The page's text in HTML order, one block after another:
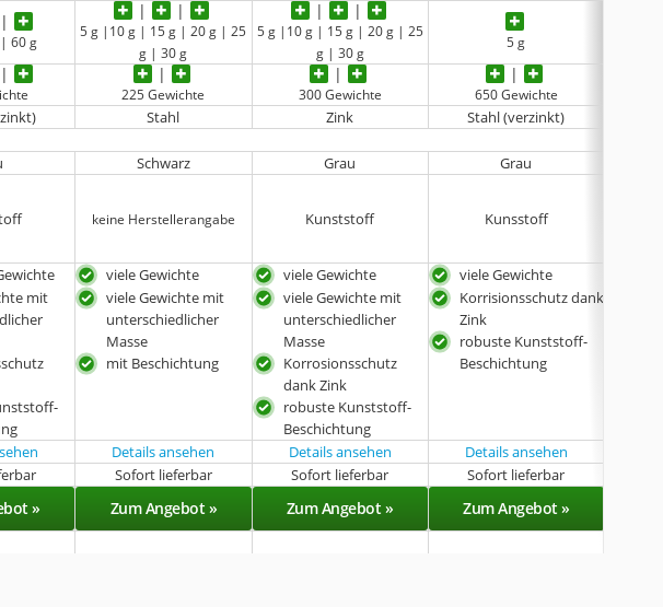
60 g
5 g |10 g | 15 g | 20 g | 25
g | 30 g
5 g |10 g | 15 g | 20 g | 25
g | 30 g
5 g
225 Gewichte 300 Gewichte 650 Gewichte
Stahl Zink
Stahl (verzinkt)
Schwarz Grau Grau
keine Herstellerangabe Kunststoff Kunsstoff
mit
viele Gewichte
viele Gewichte mit
unterschiedlicher
Masse
mit Beschichtung
viele Gewichte
viele Gewichte mit
unterschiedlicher
Masse
Korrosionsschutz
dank Zink
robuste Kunststoff-
Beschichtung
viele Gewichte
Korrisionsschutz dank
Zink
robuste Kunststoff-
Beschichtung
Details ansehen Details ansehen
Details ansehen
Sofort lieferbar Sofort lieferbar Sofort lieferbar
» Zum Angebot » Zum Angebot » Zum Angebot »